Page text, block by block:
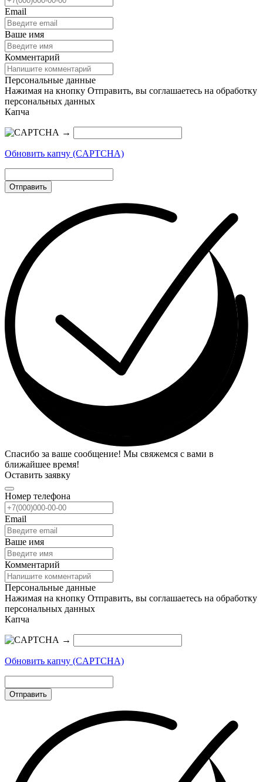
Email
Ваше имя
Комментарий
Персональные данные
Нажимая на кнопку Отправить, вы соглашаетесь на обработку
персональных данных
Капча
→
Обновить капчу (CAPTCHA)
Отправить
Спасибо за ваше сообщение! Мы свяжемся с вами в
ближайшее время!
Оставить заявку
Номер телефона
Email
Ваше имя
Комментарий
Персональные данные
Нажимая на кнопку Отправить, вы соглашаетесь на обработку
персональных данных
Капча
→
Обновить капчу (CAPTCHA)
Отправить